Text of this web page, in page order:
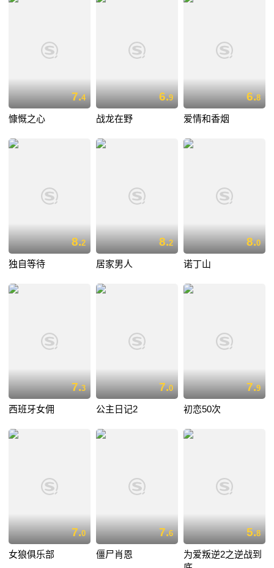
7.4
慷慨之心
6.9
战龙在野
6.8
爱情和香烟
8.2
独自等待
8.2
居家男人
8.0
诺丁山
7.3
西班牙女佣
7.0
公主日记2
7.9
初恋50次
7.0
女狼俱乐部
7.6
僵尸肖恩
5.8
为爱叛逆2之逆战到